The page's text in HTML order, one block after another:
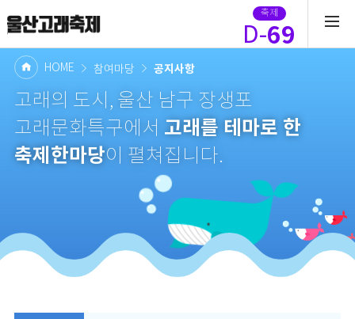
축제
D-69
HOME 참여마당 공지사항
고래의 도시, 울산 남구 장생포
고래문화특구에서 고래를 테마로 한
축제한마당이 펼쳐집니다.